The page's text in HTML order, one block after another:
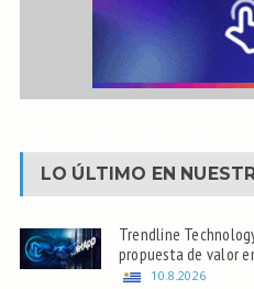
LO ÚLTIMO EN
Trendline
propuesta de valor
10.8.2026